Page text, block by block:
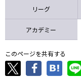
リーグ
アカデミー
このページを共有する